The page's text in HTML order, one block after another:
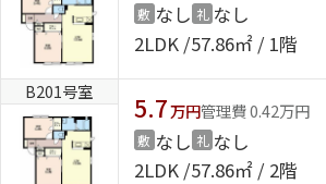
敷 なし 礼 なし
2LDK 57.86㎡ / 1階
B201号室
5.7万円管理費 0.42万円
敷 なし 礼 なし
2LDK 57.86㎡ / 2階